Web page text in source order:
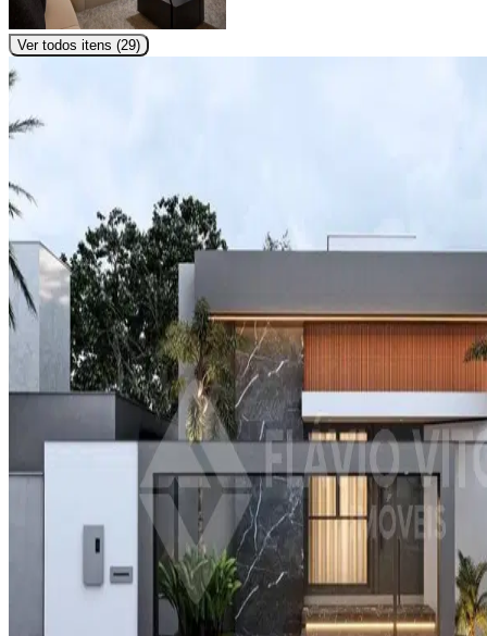
Ver todos itens (29)